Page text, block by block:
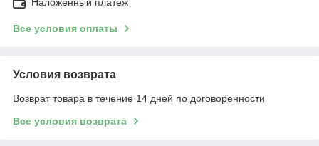
Все условия оплаты
Условия возврата
Возврат товара в течение 14 дней по договоренности
Все условия возврата